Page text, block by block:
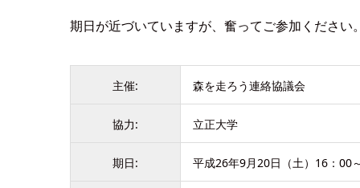
期日が近づいていますが、奮ってご参加ください
主催: 森を走ろう連絡協議会
協力: 立正大学
期日: 平成26年9月20日（土）16：00